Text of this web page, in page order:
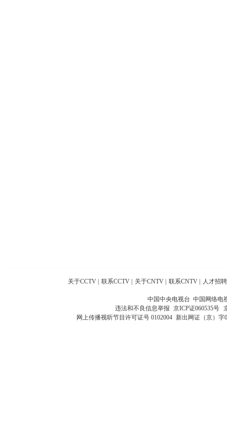
关于CCTV 联系CCTV 关于CNTV 联系CNTV 人才招聘
中国中央电视台 中国网络电
违法和不良信息举报 京ICP证060535号
网上传播视听节目许可证号 0102004 新出网证（京）